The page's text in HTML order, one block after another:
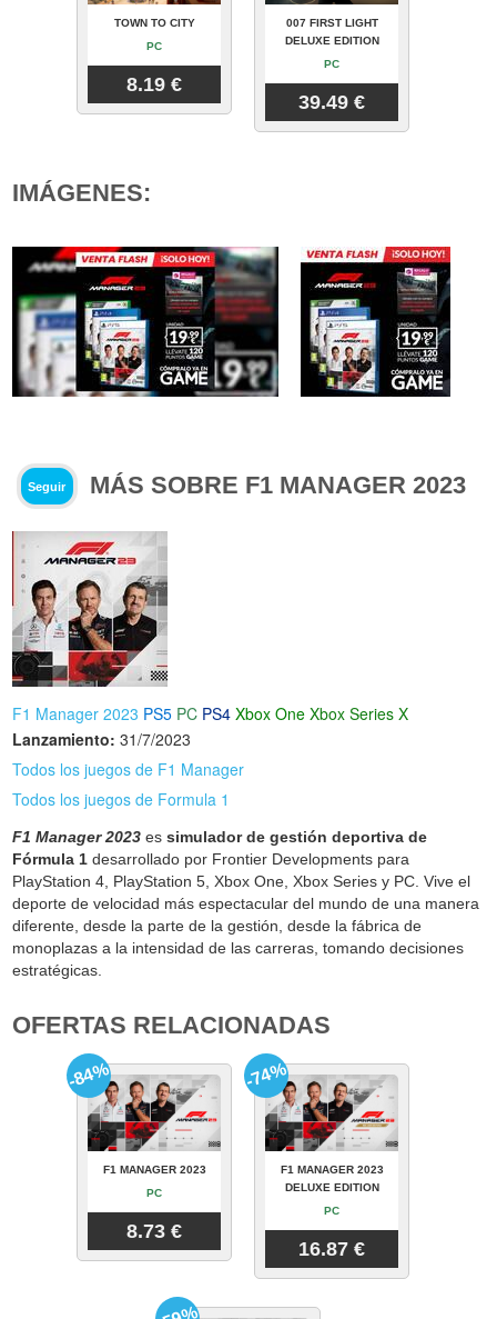
TOWN TO CITY
PC
8.19 €
007 FIRST LIGHT
DELUXE EDITION
PC
39.49 €
IMÁGENES:
Seguir MÁS SOBRE F1 MANAGER 2023
F1 Manager 2023 PS5 PC PS4 Xbox One Xbox Series X
Lanzamiento: 31/7/2023
Todos los juegos de F1 Manager
Todos los juegos de Formula 1
F1 Manager 2023 essimulador de gestión deportiva de
Fórmula 1 desarrollado por Frontier Developments para
PlayStation 4, PlayStation 5, Xbox One, Xbox Series y PC. Vive el
deporte de velocidad más espectacular del mundo de una manera
diferente, desde la parte de la gestión, desde la fábrica de
monoplazas a la intensidad de las carreras, tomando decisiones
estratégicas.
OFERTAS RELACIONADAS
F1 MANAGER 2023
PC
8.73 €
-84%
F1 MANAGER 2023
DELUXE EDITION
PC
16.87 €
-74%